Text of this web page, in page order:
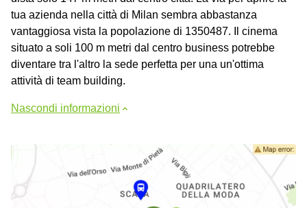
tua azienda nella città di Milan sembra abbastanza
vantaggiosa vista la popolazione di 1350487. Il cinema
situato a soli 100 m metri dal centro business potrebbe
diventare tra l'altro la sede perfetta per una un'ottima
attività di team building.
Nascondi informazioni